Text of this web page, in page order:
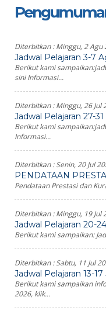
Diterbitkan :Minggu, 2 Agu
Jadwal Pelajaran 3-7
Berikut kami
sini Informasi...
Diterbitkan :Minggu, 26 Jul
Jadwal Pelajaran 27-
Berikut kami
Informasi...
Diterbitkan :Senin, 20 Jul
PENDATAAN
Pendataan Prestasi dan
Diterbitkan :Minggu, 19 Jul
Jadwal Pelajaran 20-
Berikut kami sampaikan:
Diterbitkan :Sabtu, 11 Jul
Jadwal Pelajaran 13-
Berikut kami sampaikan
2026, klik...